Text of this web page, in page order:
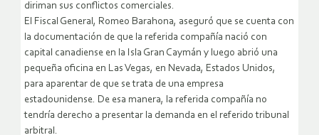
diriman sus conflictos comerciales.
El Fiscal General, Romeo Barahona, aseguró que se cuenta con
la documentación de que la referida compañía nació con
capital canadiense en la Isla Gran Caymán y luego abrió una
pequeña oficina en Las Vegas, en Nevada, Estados Unidos,
para aparentar de que se trata de una empresa
estadounidense. De esa manera, la referida compañía no
tendría derecho a presentar la demanda en el referido tribunal
arbitral.